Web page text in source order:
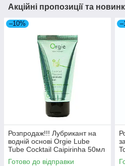
Акційні пропозиції та
–10%
Розпродаж!!! Лубрикант на
водній основі Orgie Lube
Tube Cocktail Caipirinha 50мл
(термін 18.10.2026)
Готово до відправки